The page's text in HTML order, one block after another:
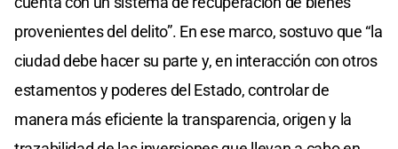
provenientes del delito”. En ese marco, sostuvo que “la
ciudad debe hacer su parte y, en interacción con otros
estamentos y poderes del Estado, controlar de
manera más eficiente la transparencia, origen y la